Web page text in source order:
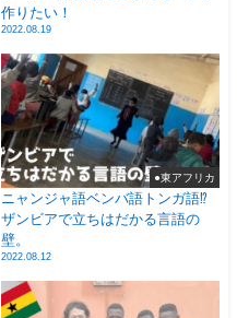
作りたい！
2022.08.19
●東アフリカ
ニャンジャ語ベンバ語トンガ語⁉
ザンビアで立ちはだかる言語の
壁。
2022.08.12